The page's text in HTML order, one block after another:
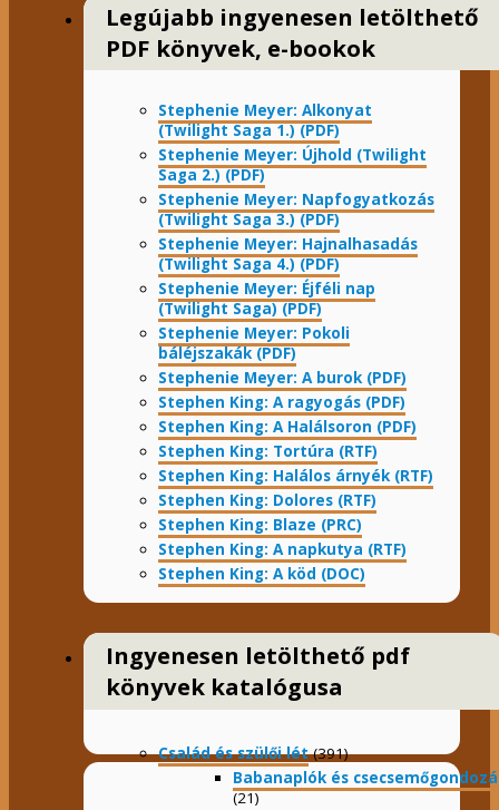
Legújabb ingyenesen letölthető
PDF könyvek, e-bookok
Stephenie Meyer: Alkonyat
(Twilight Saga 1.) (PDF)
Stephenie Meyer: Újhold (Twilight
Saga 2.) (PDF)
Stephenie Meyer: Napfogyatkozás
(Twilight Saga 3.) (PDF)
Stephenie Meyer: Hajnalhasadás
(Twilight Saga 4.) (PDF)
Stephenie Meyer: Éjféli nap
(Twilight Saga) (PDF)
Stephenie Meyer: Pokoli
báléjszakák (PDF)
Stephenie Meyer: A burok (PDF)
Stephen King: A ragyogás (PDF)
Stephen King: A Halálsoron (PDF)
Stephen King: Tortúra (RTF)
Stephen King: Halálos árnyék (RTF)
Stephen King: Dolores (RTF)
Stephen King: Blaze (PRC)
Stephen King: A napkutya (RTF)
Stephen King: A köd (DOC)
Ingyenesen letölthető pdf
könyvek katalógusa
Család és szülői lét(391)
Babanaplók és
(21)